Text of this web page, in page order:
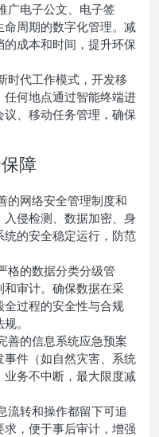
广电子公文、电子签
周期的数字化管理。减
成本和时间，提升环保
时代工作模式，开发移
何地点通过智能终端进
、移动任务管理，确保
障
的网络安全管理制度和
侵检测、数据加密、身
的安全稳定运行，防范
格的数据分类分级管
审计。确保数据在采
过程的安全性与合规
。
善的信息系统应急预案
件（如自然灾害、系统
务不中断，最大限度减
流转和操作都留下可追
，便于事后审计，增强